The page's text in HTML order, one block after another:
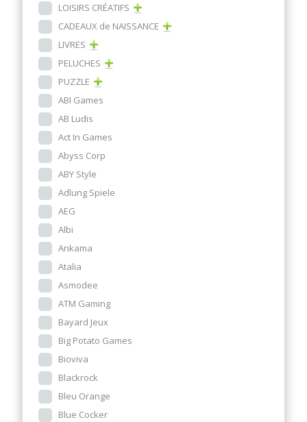
LOISIRS CRÉATIFS
CADEAUX de NAISSANCE
LIVRES
PELUCHES
PUZZLE
ABI Games
AB Ludis
Act In Games
Abyss Corp
ABY Style
Adlung Spiele
AEG
Albi
Ankama
Atalia
Asmodee
ATM Gaming
Bayard Jeux
Big Potato Games
Bioviva
Blackrock
Bleu Orange
Blue Cocker